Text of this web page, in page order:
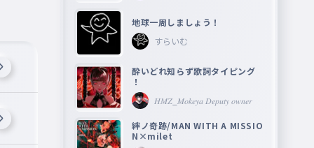
地球一周しましょう！
すらいむ
酔いどれ知らず歌詞タイピング
！
𝐻𝑀𝑍_𝑀𝑜𝑘𝑒𝑦𝑎 𝐷𝑒𝑝𝑢𝑡𝑦 𝑜𝑤𝑛𝑒𝑟
絆ノ奇跡/MAN WITH A MISSIO
N×milet